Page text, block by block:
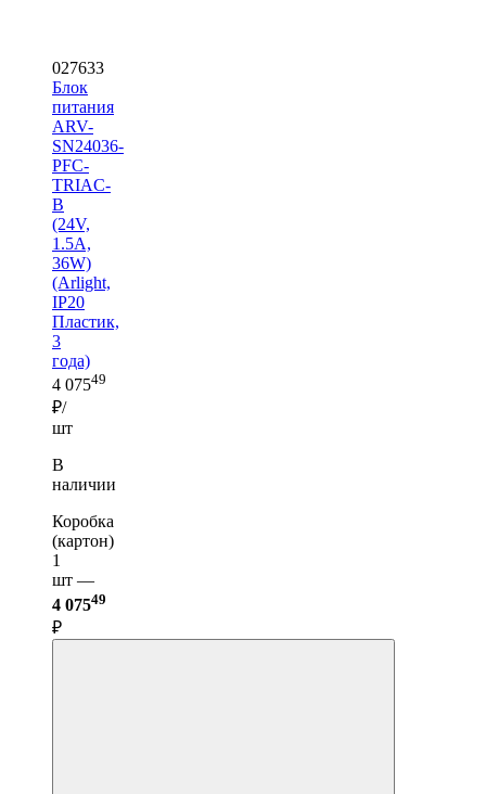
027633
Блок
питания
ARV-
SN24036-
PFC-
TRIAC-
B
(24V,
1.5A,
36W)
(Arlight,
IP20
Пластик,
3
года)
4 07549
₽/
шт
В
наличии
Коробка
(картон)
1
шт —
4 07549
₽